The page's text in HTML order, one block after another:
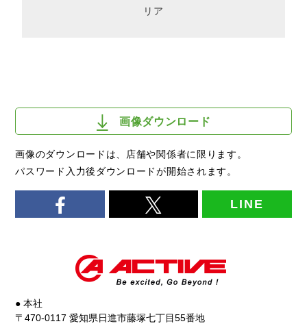
リア
画像ダウンロード
画像のダウンロードは、店舗や関係者に限ります。
パスワード入力後ダウンロードが開始されます。
LINE
● 本社
〒470-0117 愛知県日進市藤塚七丁目55番地